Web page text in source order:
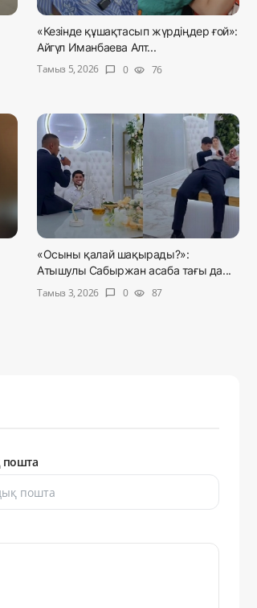
«Кезінде құшақтасып жүрдіңдер ғой»:
Айгүл Иманбаева Алт...
Тамыз 5, 2026
chat_bubble 0 visibility 76
«Осыны қалай шақырады?»:
Атышулы Сабыржан асаба тағы да...
Тамыз 3, 2026 chat_bubble 0 visibility 87
пошта